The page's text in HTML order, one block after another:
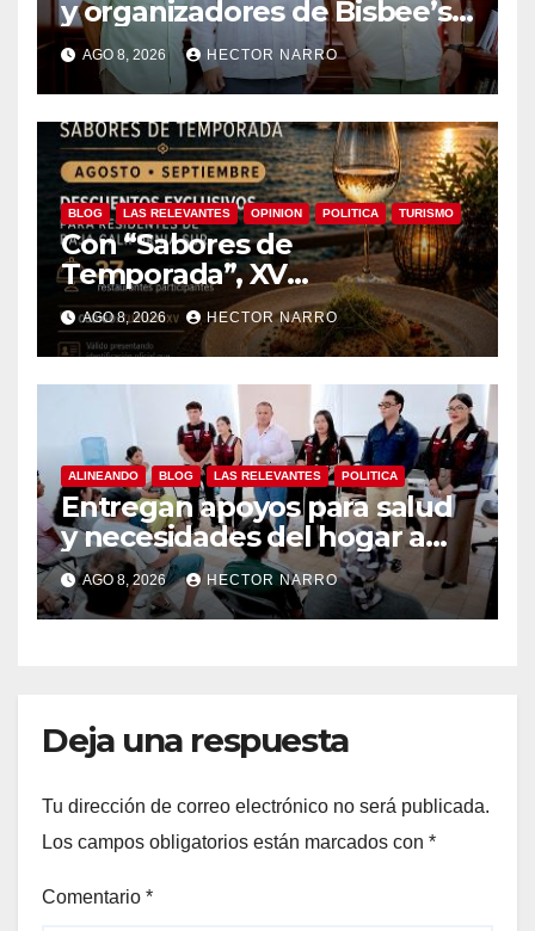
y organizadores de Bisbee’s
coordinan acciones para
edición 2026
AGO 8, 2026 HECTOR NARRO
BLOG LAS RELEVANTES OPINION POLITICA TURISMO
Con “Sabores de
Temporada”, XV
Ayuntamiento de Los Cabos
y Canirac impulsan consumo
local con beneficios para
residentes de BCS
AGO 8, 2026 HECTOR NARRO
ALINEANDO BLOG LAS RELEVANTES POLITICA
Entregan apoyos para salud
y necesidades del hogar a
familias de Cabo San Lucas
AGO 8, 2026 HECTOR NARRO
Deja una respuesta
Tu dirección de correo electrónico no será publicada.
Los campos obligatorios están marcados con *
Comentario *